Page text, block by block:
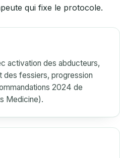
qui fixe le protocole.
activation des abducteurs,
des fessiers, progression
2024 de
Medicine).